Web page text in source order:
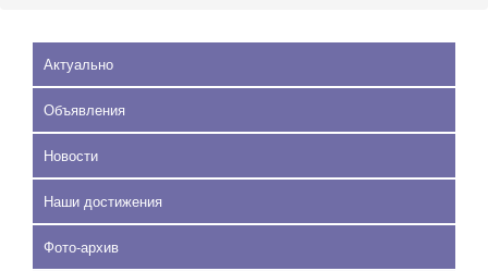
Актуально
Объявления
Новости
Наши достижения
Фото-архив